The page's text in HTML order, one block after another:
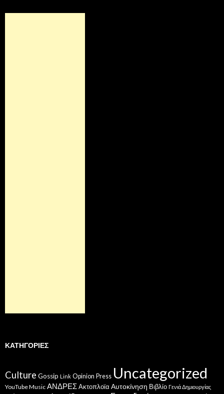
ΚΑΤΗΓΟΡΊΕΣ
Culture Gossip Link Opinion Press Uncategorized
YouTube Music ΑΝΔΡΕΣΑκτοπλοϊα Αυτοκίνηση Βιβλίο Γενιά Δημιουργίας